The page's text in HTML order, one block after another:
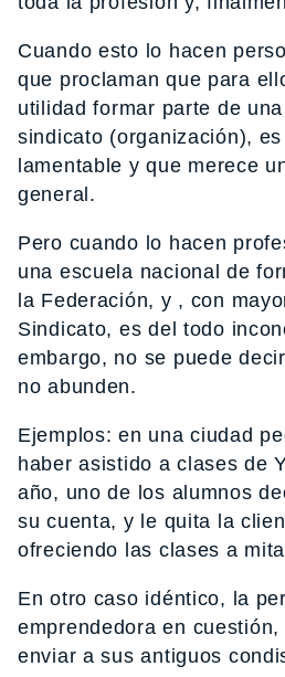
Cuando esto lo hacen
que proclaman que para
utilidad formar parte de
sindicato (organización),
lamentable y que merece
general.
Pero cuando lo hacen
una escuela nacional de
la Federación, y , con
Sindicato, es del todo
embargo, no se puede
no abunden.
Ejemplos: en una ciudad
haber asistido a clases de
año, uno de los alumnos
su cuenta, y le quita la
ofreciendo las clases a
En otro caso idéntico, la
emprendedora en
enviar a sus antiguos